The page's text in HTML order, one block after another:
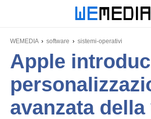
WEMEDIA software sistemi-operativi
Apple
avanzata della